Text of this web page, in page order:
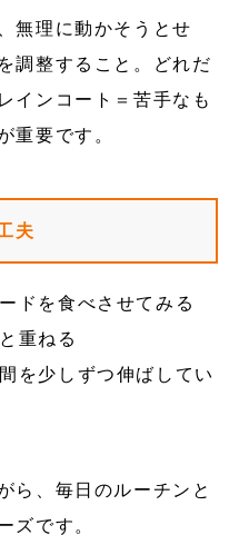
無理に動かそうとせ
調整すること。どれだ
インコート＝苦手なも
重要です。
夫
ドを食べさせてみる
重ねる
を少しずつ伸ばしてい
ら、毎日のルーチンと
ズです。